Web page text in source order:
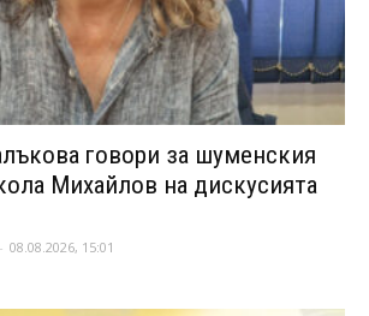
говори за шуменския
Михайлов на дискусията
- 08.08.2026, 15:01